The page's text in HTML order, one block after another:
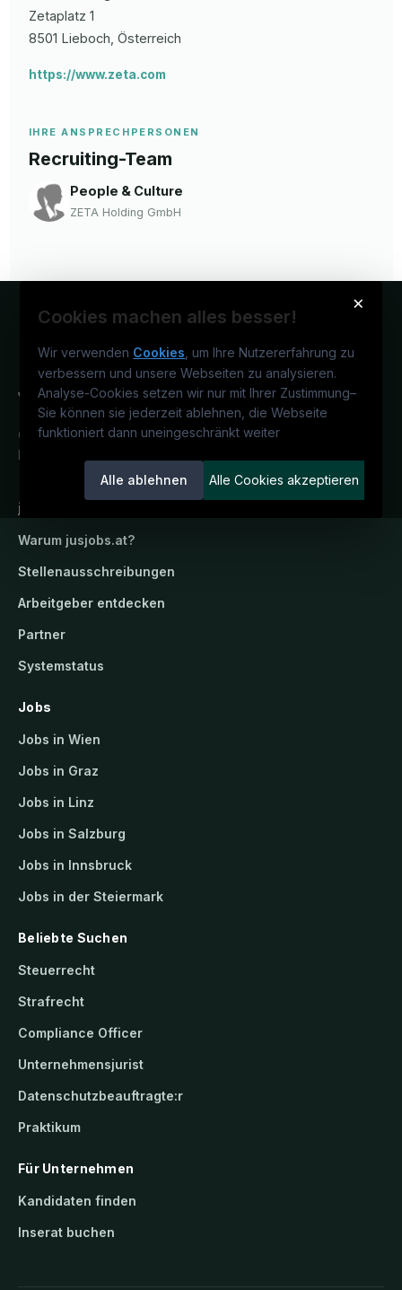
Zetaplatz 1
8501 Lieboch , Österreich
https://www.zeta.com
IHRE ANSPRECHPERSONEN
Recruiting-Team
People & Culture
ZETA Holding GmbH
×
Cookies machen alles besser!
Wir verwenden Cookies , um Ihre Nutzererfahrung zu
verbessern und unsere Webseiten zu analysieren.
Analyse-Cookies setzen wir nur mit Ihrer Zustimmung–
Sie können sie jederzeit ablehnen, die Webseite
funktioniert dann uneingeschränkt weiter
Alle ablehnen Alle Cookies akzeptieren
Österreichs juristisches Karriereportal.
Ein Service der candidatis GmbH.
jusjobs.at
Warum jusjobs.at?
Stellenausschreibungen
Arbeitgeber entdecken
Partner
Systemstatus
Jobs
Jobs in Wien
Jobs in Graz
Jobs in Linz
Jobs in Salzburg
Jobs in Innsbruck
Jobs in der Steiermark
Beliebte Suchen
Steuerrecht
Strafrecht
Compliance Officer
Unternehmensjurist
Datenschutzbeauftragte:r
Praktikum
Für Unternehmen
Kandidaten finden
Inserat buchen